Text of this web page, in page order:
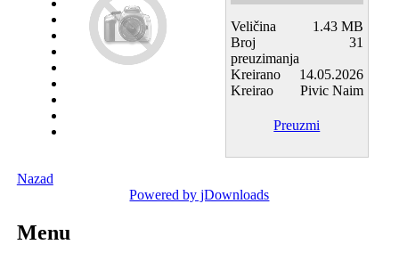
Veličina
1.43 MB
Broj
preuzimanja
31
Kreirano
14.05.2026
Kreirao
Pivic Naim
Preuzmi
Nazad
Powered by jDownloads
Menu